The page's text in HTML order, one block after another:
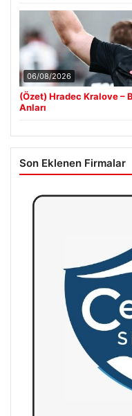
06/08/2026
(Özet) Hradec Kralove –
Anları
Son Eklenen Firmalar